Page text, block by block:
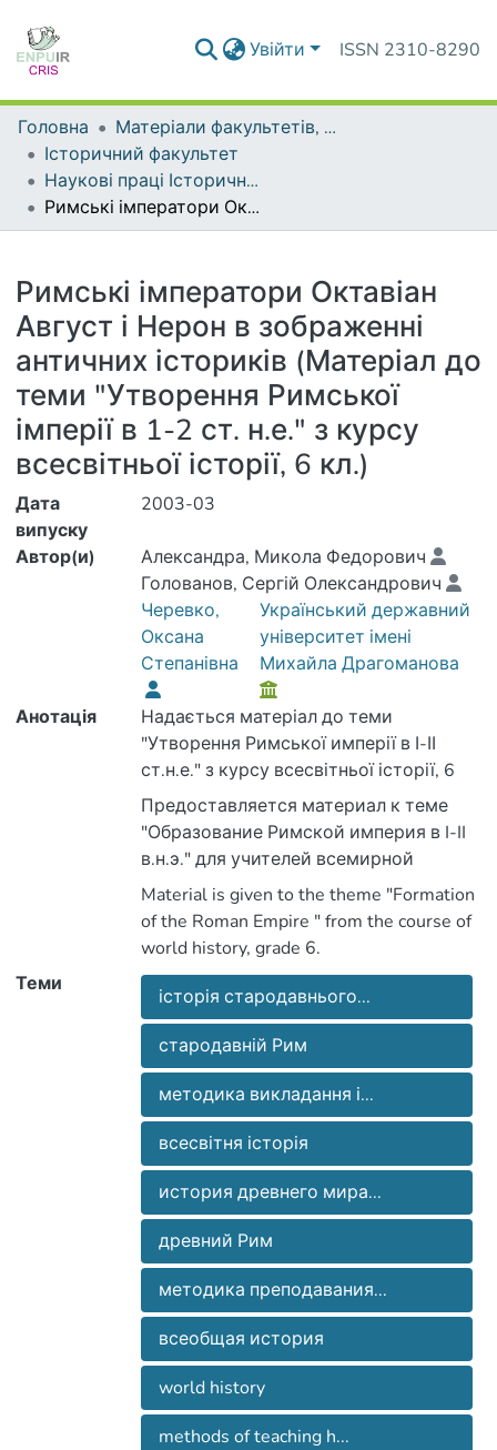
Увійти ISSN 2310-8290
Головна
Матеріали факультетів, інститутів, підрозділів
Історичний факультет
Наукові праці Історичного факультету
Римські імператори Октавіан Август і Нерон в зображенні античних істориків (Матеріал до теми "Утворення Римської імперії в 1-2 ст. н.е." з курсу всесвітньої історії, 6 кл.)
Римські імператори Октавіан
Август і Нерон в зображенні
античних істориків (Матеріал до
теми "Утворення Римської
імперії в 1-2 ст. н.е." з курсу
всесвітньої історії, 6 кл.)
Дата
випуску
2003-03
Автор(и)
Александра, Микола Федорович
Голованов, Сергій Олександрович
Черевко,
Оксана
Степанівна
Український державний
університет імені
Михайла Драгоманова
Анотація
Надається матеріал до теми
"Утворення Римської имперії в І-ІІ
ст.н.е." з курсу всесвітньої історії, 6
клас.
Предоставляется материал к теме
"Образование Римской империя в I-II
в.н.э." для учителей всемирной
истории, 6 класс.
Material is given to the theme "Formation
of the Roman Empire " from the course of
world history, grade 6.
Теми
історія стародавнього...
стародавній Рим
методика викладання і...
всесвітня історія
история древнего мира...
древний Рим
методика преподавания...
всеобщая история
world history
methods of teaching h...